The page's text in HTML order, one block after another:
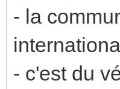
- la
- c'est du